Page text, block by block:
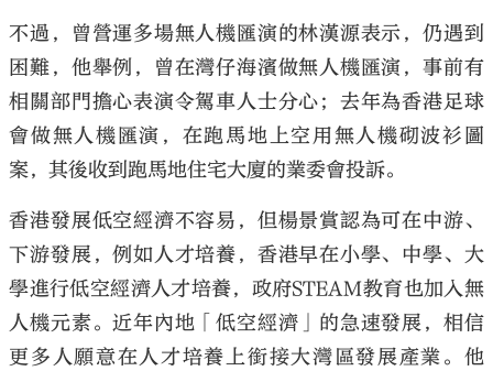
不過，曾營運多場無人機匯演的林漢源表示，仍遇到
困難，他舉例，曾在灣仔海濱做無人機匯演，事前有
相關部門擔心表演令駕車人士分心；去年為香港足球
會做無人機匯演，在跑馬地上空用無人機砌波衫圖
案，其後收到跑馬地住宅大廈的業委會投訴。
香港發展低空經濟不容易，但楊景賞認為可在中游、
下游發展，例如人才培養，香港早在小學、中學、大
學進行低空經濟人才培養，政府STEAM教育也加入無
人機元素。近年內地「低空經濟」的急速發展，相信
更多人願意在人才培養上銜接大灣區發展產業。他